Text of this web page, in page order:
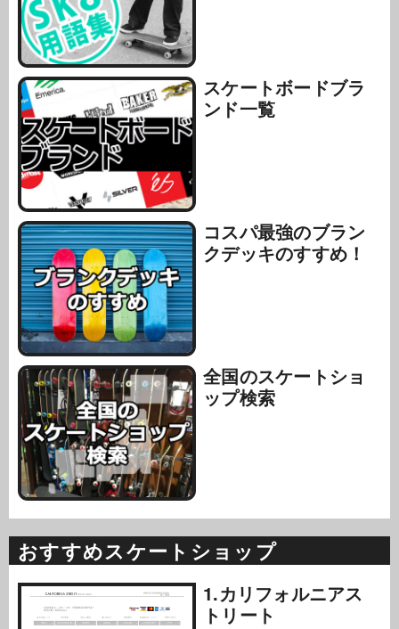
スケートボードブラ
ンド一覧
コスパ最強のブラン
クデッキのすすめ！
全国のスケートショ
ップ検索
おすすめスケートショップ
1.カリフォルニアス
トリート